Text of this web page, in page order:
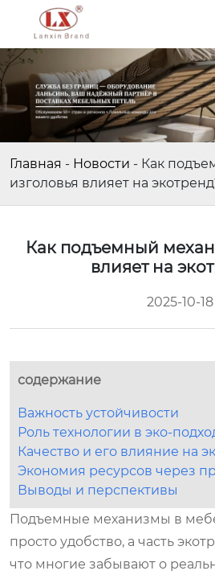
Главная - Новости - Как
изголовья влияет на
Как подъемный
влияет на
2025-10-18
содержание
Важность устойчивости
Роль технологии в эко-
Качество и его влияние на
Экономия ресурсов через
Выводы и перспективы
Подъемные механизмы в
просто удобство, а часть
что многие забывают о